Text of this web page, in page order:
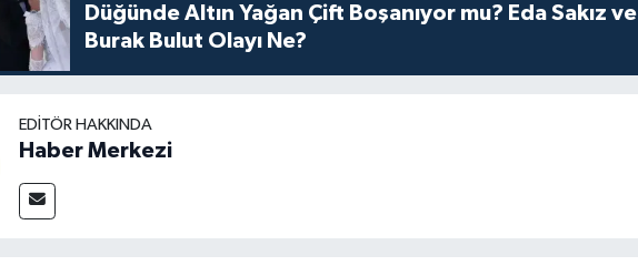
Düğünde Altın Yağan Çift Boşanıyor mu? Eda Sakız ve
Burak Bulut Olayı Ne?
EDITÖR HAKKINDA
Haber Merkezi